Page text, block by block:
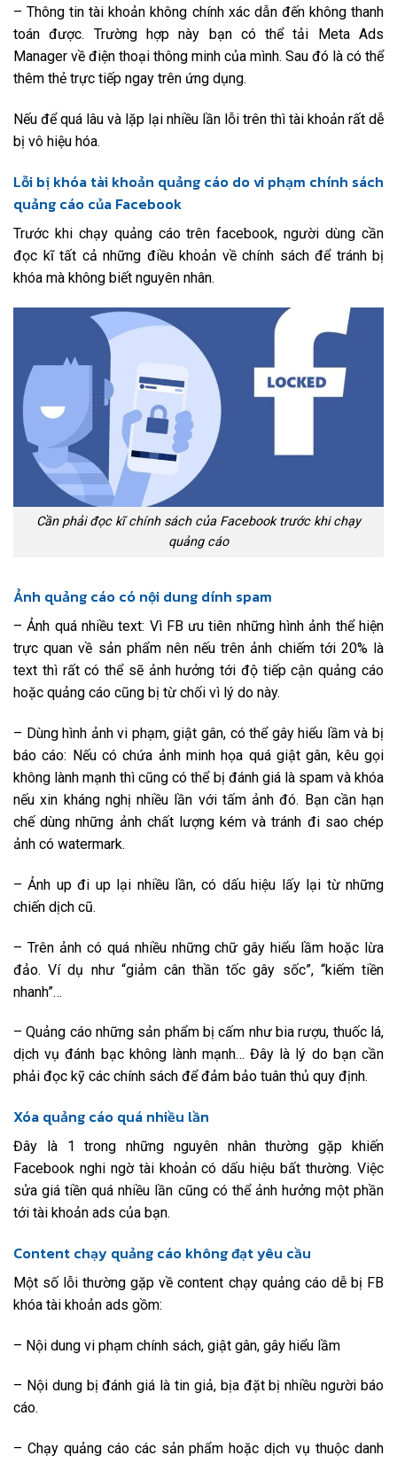
– Thông tin tài khoản không chính xác dẫn đến không thanh
toán được. Trường hợp này bạn có thể tải Meta Ads
Manager về điện thoại thông minh của mình. Sau đó là có thể
thêm thẻ trực tiếp ngay trên ứng dụng.
Nếu để quá lâu và lặp lại nhiều lần lỗi trên thì tài khoản rất dễ
bị vô hiệu hóa.
Lỗi bị khóa tài khoản quảng cáo do vi phạm chính sách
quảng cáo của Facebook
Trước khi chạy quảng cáo trên facebook, người dùng cần
đọc kĩ tất cả những điều khoản về chính sách để tránh bị
khóa mà không biết nguyên nhân.
Cần phải đọc kĩ chính sách của Facebook trước khi chạy
quảng cáo
Ảnh quảng cáo có nội dung dính spam
– Ảnh quá nhiều text: Vì FB ưu tiên những hình ảnh thể hiện
trực quan về sản phẩm nên nếu trên ảnh chiếm tới 20% là
text thì rất có thể sẽ ảnh hưởng tới độ tiếp cận quảng cáo
hoặc quảng cáo cũng bị từ chối vì lý do này.
– Dùng hình ảnh vi phạm, giật gân, có thể gây hiểu lầm và bị
báo cáo: Nếu có chứa ảnh minh họa quá giật gân, kêu gọi
không lành mạnh thì cũng có thể bị đánh giá là spam và khóa
nếu xin kháng nghị nhiều lần với tấm ảnh đó. Bạn cần hạn
chế dùng những ảnh chất lượng kém và tránh đi sao chép
ảnh có watermark.
– Ảnh up đi up lại nhiều lần, có dấu hiệu lấy lại từ những
chiến dịch cũ.
– Trên ảnh có quá nhiều những chữ gây hiểu lầm hoặc lừa
đảo. Ví dụ như “giảm cân thần tốc gây sốc”, “kiếm tiền
nhanh”…
– Quảng cáo những sản phẩm bị cấm như bia rượu, thuốc lá,
dịch vụ đánh bạc không lành mạnh… Đây là lý do bạn cần
phải đọc kỹ các chính sách để đảm bảo tuân thủ quy định.
Xóa quảng cáo quá nhiều lần
Đây là 1 trong những nguyên nhân thường gặp khiến
Facebook nghi ngờ tài khoản có dấu hiệu bất thường. Việc
sửa giá tiền quá nhiều lần cũng có thể ảnh hưởng một phần
tới tài khoản ads của bạn.
Content chạy quảng cáo không đạt yêu cầu
Một số lỗi thường gặp về content chạy quảng cáo dễ bị FB
khóa tài khoản ads gồm:
– Nội dung vi phạm chính sách, giật gân, gây hiểu lầm
– Nội dung bị đánh giá là tin giả, bịa đặt bị nhiều người báo
cáo.
– Chạy quảng cáo các sản phẩm hoặc dịch vụ thuộc danh